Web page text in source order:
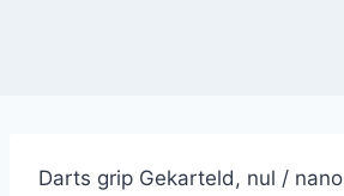
Darts grip Gekarteld, nul / nano